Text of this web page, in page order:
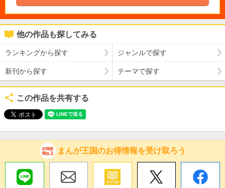
他の作品も探してみる
ランキングから探す ジャンルで探す
新刊から探す テーマで探す
この作品を共有する
まんが王国のお得情報を受け取ろう